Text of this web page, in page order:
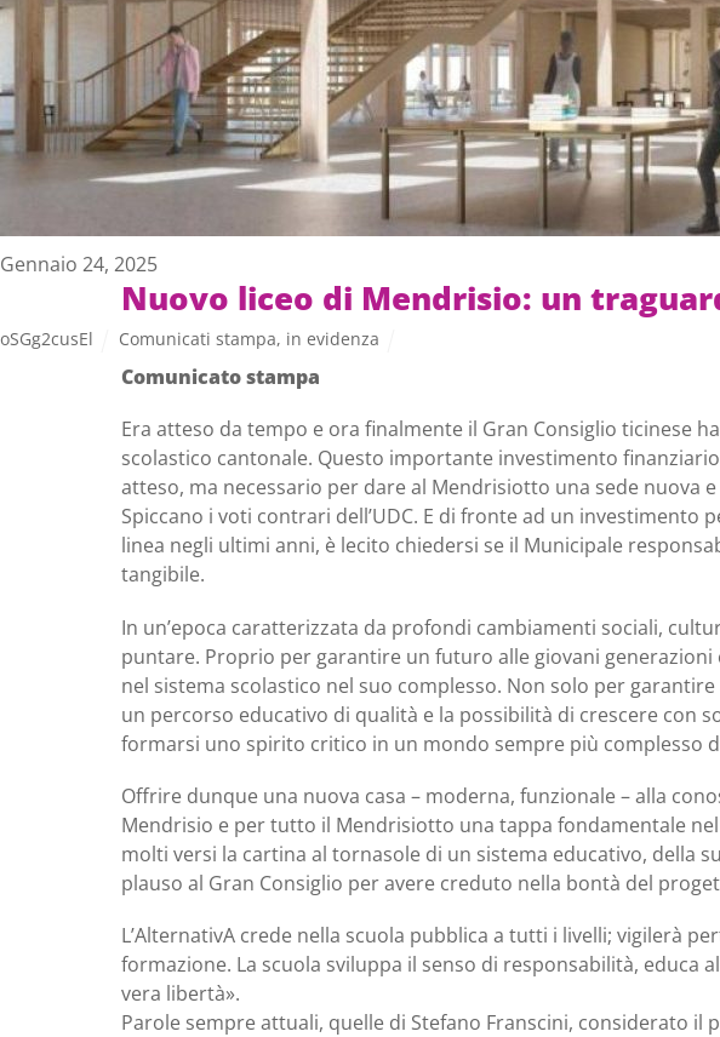
Gennaio 24, 2025
Nuovo liceo di Mendrisio: un
oSGg2cusEl Comunicati stampa, in evidenza
Comunicato stampa
Era atteso da tempo e ora finalmente il Gran Consiglio ticinese
scolastico cantonale. Questo importante investimento
atteso, ma necessario per dare al Mendrisiotto una sede nuova
Spiccano i voti contrari dell’UDC. E di fronte ad un
linea negli ultimi anni, è lecito chiedersi se il Municipale
tangibile.
In un’epoca caratterizzata da profondi cambiamenti sociali,
puntare. Proprio per garantire un futuro alle giovani
nel sistema scolastico nel suo complesso. Non solo per
un percorso educativo di qualità e la possibilità di crescere con
formarsi uno spirito critico in un mondo sempre più complesso
Offrire dunque una nuova casa – moderna, funzionale – alla
Mendrisio e per tutto il Mendrisiotto una tappa fondamentale
molti versi la cartina al tornasole di un sistema educativo, della
plauso al Gran Consiglio per avere creduto nella bontà del
L’AlternativA crede nella scuola pubblica a tutti i livelli; vigilerà
formazione. La scuola sviluppa il senso di responsabilità, educa
vera libertà».
Parole sempre attuali, quelle di Stefano Franscini, considerato il